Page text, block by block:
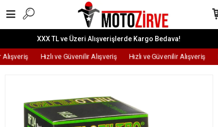
XXX TL ve Üzeri Alışverişlerde Kargo Bedava!
Hızlı ve Güvenilir Alışveriş Hızlı ve Güvenilir Alışveriş